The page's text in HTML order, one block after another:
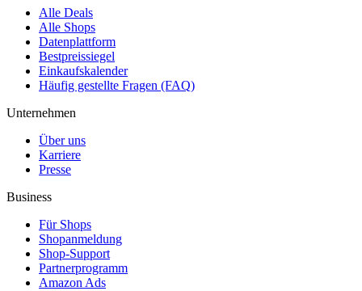
Alle Deals
Alle Shops
Datenplattform
Bestpreissiegel
Einkaufskalender
Häufig gestellte Fragen (FAQ)
Unternehmen
Über uns
Karriere
Presse
Business
Für Shops
Shopanmeldung
Shop-Support
Partnerprogramm
Amazon Ads